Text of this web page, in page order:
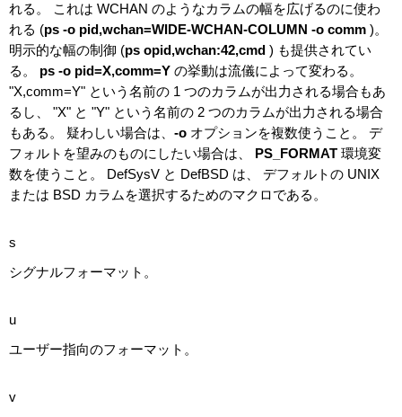
れる。 これは WCHAN のようなカラムの幅を広げるのに使わ
れる (ps -o pid,wchan=WIDE-WCHAN-COLUMN -o comm )。
明示的な幅の制御 (ps opid,wchan:42,cmd ) も提供されてい
る。 ps -o pid=X,comm=Y の挙動は流儀によって変わる。
"X,comm=Y" という名前の 1 つのカラムが出力される場合もあ
るし、 "X" と "Y" という名前の 2 つのカラムが出力される場合
もある。 疑わしい場合は、 -o オプションを複数使うこと。 デ
フォルトを望みのものにしたい場合は、 PS_FORMAT 環境変
数を使うこと。 DefSysV と DefBSD は、 デフォルトの UNIX
または BSD カラムを選択するためのマクロである。
s
シグナルフォーマット。
u
ユーザー指向のフォーマット。
v